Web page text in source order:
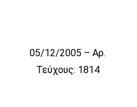
05/12/2005 – Αρ.
Τεύχους: 1814